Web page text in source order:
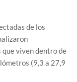
de los
viven dentro de
(9,3 a 27,9